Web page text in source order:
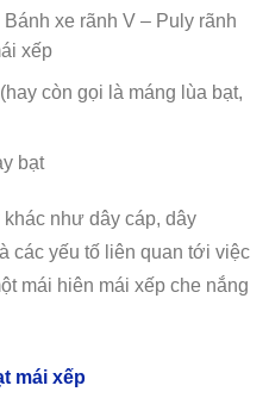
xe rãnh V – Puly rãnh
xếp
còn gọi là máng lùa bạt,
bạt
như dây cáp, dây
các yếu tố liên quan tới việc
mái hiên mái xếp che nắng
mái xếp